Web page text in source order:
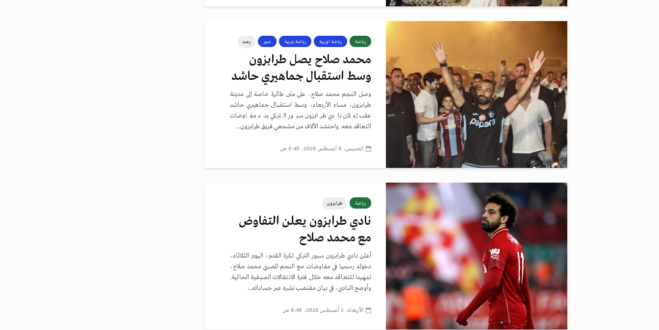
رياضة رياضة اوربية رياضة عربية صور رصد
محمد صلاح يصل طرابزون
وسط استقبال جماهيري حاشد
وصل النجم محمد صلاح، على متن طائرة خاصة إلى مدينة
طرابزون، مساء الأربعاء، وسط استقبال جماهيري حاشد
عقب إعلان نادي طرابزون سبور التركي بدء مفاوضات
التعاقد معه. واحتشد الآلاف من مشجعي فريق طرابزون...
الخميس، 6 أغسطس 2026، 6:46 ص
رياضة طرابزون
نادي طرابزون يعلن التفاوض
مع محمد صلاح
أعلن نادي طرابزون سبور التركي لكرة القدم، اليوم الثلاثاء،
دخوله رسميا في مفاوضات مع النجم المصري محمد صلاح،
تمهيدا للتعاقد معه خلال فترة الانتقالات الصيفية الحالية.
وأوضح النادي، في بيان مقتضب نشره عبر حساباته...
الأربعاء، 5 أغسطس 2026، 6:46 ص